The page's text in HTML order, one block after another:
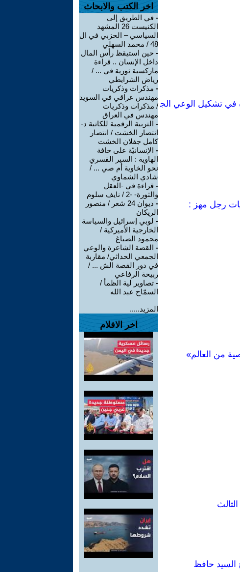
في تشكيل الوعي الج
رجل مهز :
من العالم»
السيد حافظ
اخر الكتب والابحاث
- في الطريق إلى
الكنيست 26 المشهد
السياسي – الحزبي في ال
48 / محمد السهلي
- حين استيقظ رأس المال
داخل الإنسان .. قراءة
ماركسية ثورية في ... /
رياض الشرايطي
- مذكرات وذكريات
مهندس عراقي في السويد
/ مذكرات وذكريات
مهندس في العراق
- التربية الرقمية للكاتبة د-
انتصار الخشت / انتصار
كامل جفلان الخشت
- الإنسانيّة على حافة
الهاوية : السير القسري
نحو الخاوية أم صي ... /
شادي الشماوي
- قراءة في -العقل
والثورة- -2 / نايف سلوم
-
ديوان 24 شعر / منصور
الريكان
- لوبي إسرائيل والسياسة
الخارجية الأميركية /
محمود الصباغ
- القصة الشاعرة والوعي
الجمعي الحداثي/ مقاربة
في دور القصة الش ... /
ربيحة الرفاعي
- تصاوير لية الظمأ /
السمّاح عبد الله
المزيد.....
اخر الافلام